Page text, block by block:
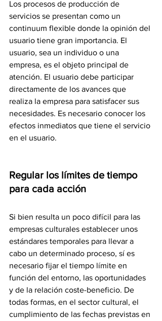
Los procesos de producción de
servicios se presentan como un
continuum flexible donde la opinión del
usuario tiene gran importancia. El
usuario, sea un individuo o una
empresa, es el objeto principal de
atención. El usuario debe participar
directamente de los avances que
realiza la empresa para satisfacer sus
necesidades. Es necesario conocer los
efectos inmediatos que tiene el servicio
en el usuario.
Regular los límites de tiempo
para cada acción
Si bien resulta un poco difícil para las
empresas culturales establecer unos
estándares temporales para llevar a
cabo un determinado proceso, sí es
necesario fijar el tiempo límite en
función del entorno, las oportunidades
y de la relación coste-beneficio. De
todas formas, en el sector cultural, el
cumplimiento de las fechas previstas en